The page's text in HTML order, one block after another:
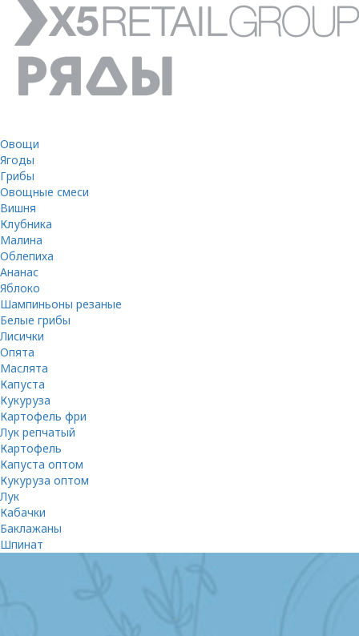
Овощи
Ягоды
Грибы
Овощные смеси
Вишня
Клубника
Малина
Облепиха
Ананас
Яблоко
Шампиньоны резаные
Белые грибы
Лисички
Опята
Маслята
Капуста
Кукуруза
Картофель фри
Лук репчатый
Картофель
Капуста оптом
Кукуруза оптом
Лук
Кабачки
Баклажаны
Шпинат